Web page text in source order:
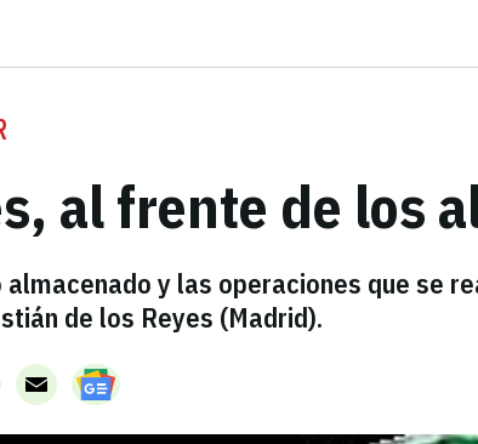
al frente de los
y las operaciones que se
de los Reyes (Madrid).
Email